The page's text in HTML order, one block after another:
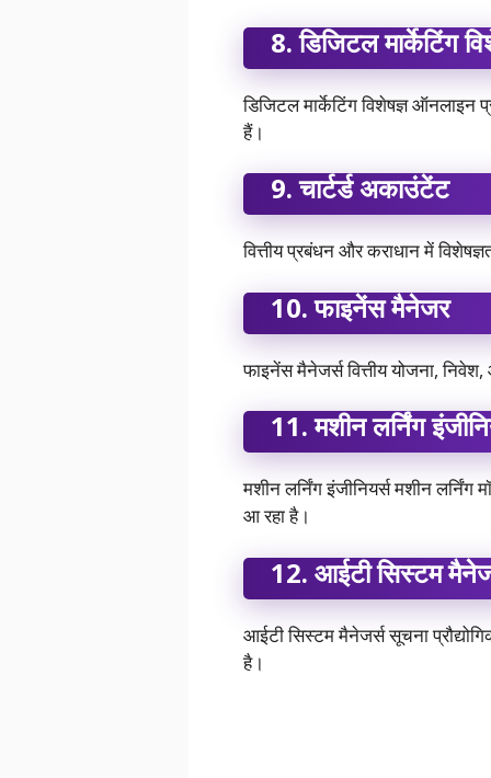
8.डिजिटल मार्केटिंग
डिजिटल मार्केटिंग विशेषज्ञ ऑनलाइन
हैं।
9.चार्टर्ड अकाउंटेंट
वित्तीय प्रबंधन और कराधान में
10.फाइनेंस मैनेजर
फाइनेंस मैनेजर्स वित्तीय योजना,
11.मशीन लर्निंग
मशीन लर्निंग इंजीनियर्स मशीन
आ रहा है।
12. आईटी सिस्टम
आईटी सिस्टम मैनेजर्स सूचना
है।